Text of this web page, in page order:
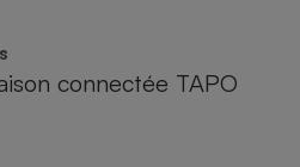
connectée TAPO